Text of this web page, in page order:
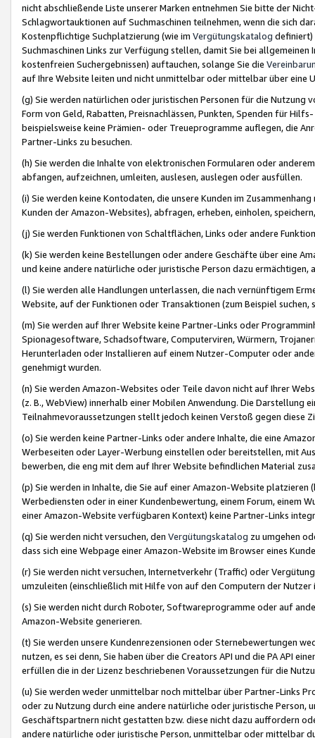
nicht abschließende Liste unserer Marken entnehmen Sie bitte der
Schlagwortauktionen auf Suchmaschinen teilnehmen, wenn die sich
Kostenpflichtige Suchplatzierung (wie im Vergütungskatalog definiert)
Suchmaschinen Links zur Verfügung stellen, damit Sie bei
kostenfreien Suchergebnissen) auftauchen, solange Sie die
auf Ihre Website leiten und nicht unmittelbar oder mittelbar über eine
(g) Sie werden natürlichen oder juristischen Personen für die Nutzung
Form von Geld, Rabatten, Preisnachlässen, Punkten, Spenden für
beispielsweise keine Prämien- oder Treueprogramme auflegen, die
Partner-Links zu besuchen.
(h) Sie werden die Inhalte von elektronischen Formularen oder
abfangen, aufzeichnen, umleiten, auslesen, auslegen oder ausfüllen.
(i) Sie werden keine Kontodaten, die unsere Kunden im
Kunden der Amazon-Websites), abfragen, erheben, einholen,
(j) Sie werden Funktionen von Schaltflächen, Links oder andere
(k) Sie werden keine Bestellungen oder andere Geschäfte über eine
und keine andere natürliche oder juristische Person dazu
(l) Sie werden alle Handlungen unterlassen, die nach vernünftigem
Website, auf der Funktionen oder Transaktionen (zum Beispiel
(m) Sie werden auf Ihrer Website keine Partner-Links oder
Spionagesoftware, Schadsoftware, Computerviren, Würmern,
Herunterladen oder Installieren auf einem Nutzer-Computer oder
genehmigt wurden.
(n) Sie werden Amazon-Websites oder Teile davon nicht auf Ihrer
(z. B., WebView) innerhalb einer Mobilen Anwendung. Die Darstellung
Teilnahmevoraussetzungen stellt jedoch keinen Verstoß gegen diese
(o) Sie werden keine Partner-Links oder andere Inhalte, die eine
Werbeseiten oder Layer-Werbung einstellen oder bereitstellen, mit
bewerben, die eng mit dem auf Ihrer Website befindlichen Material
(p) Sie werden in Inhalte, die Sie auf einer Amazon-Website
Werbediensten oder in einer Kundenbewertung, einem Forum, einem
einer Amazon-Website verfügbaren Kontext) keine Partner-Links
(q) Sie werden nicht versuchen, den Vergütungskatalog zu umgehen
dass sich eine Webpage einer Amazon-Website im Browser eines
(r) Sie werden nicht versuchen, Internetverkehr (Traffic) oder
umzuleiten (einschließlich mit Hilfe von auf den Computern der
(s) Sie werden nicht durch Roboter, Softwareprogramme oder auf
Amazon-Website generieren.
(t) Sie werden unsere Kundenrezensionen oder Sternebewertungen
nutzen, es sei denn, Sie haben über die Creators API und die PA API
erfüllen die in der Lizenz beschriebenen Voraussetzungen für die
(u) Sie werden weder unmittelbar noch mittelbar über Partner-Links
oder zu Nutzung durch eine andere natürliche oder juristische
Geschäftspartnern nicht gestatten bzw. diese nicht dazu auffordern
andere natürliche oder juristische Person, unmittelbar oder mittelbar